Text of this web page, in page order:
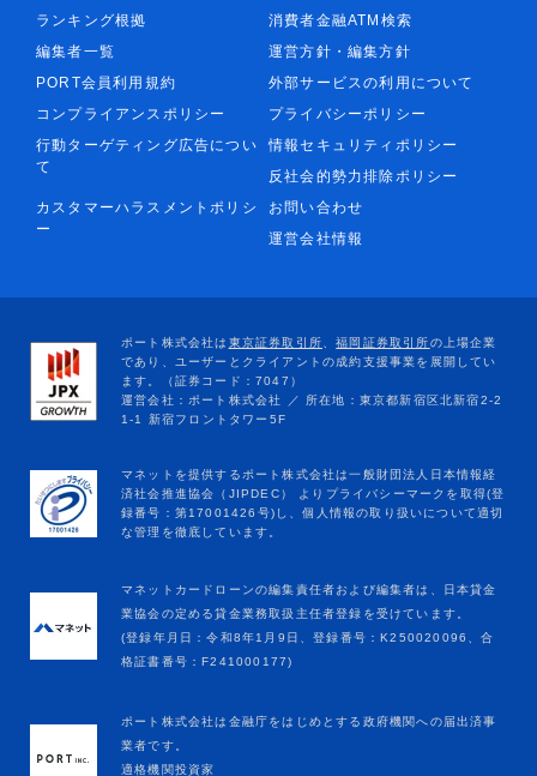
ランキング根拠
消費者金融ATM検索
編集者一覧
運営方針・編集方針
PORT会員利用規約
外部サービスの利用について
コンプライアンスポリシー
プライバシーポリシー
行動ターゲティング広告につい
て
情報セキュリティポリシー
反社会的勢力排除ポリシー
カスタマーハラスメントポリシ
ー
お問い合わせ
運営会社情報
マネットカードローンの編集責任者および編集者は、日本貸金
業協会の定める貸金業務取扱主任者登録を受けています。
(登録年月日：令和8年1月9日、登録番号：K250020096、合
格証書番号：F241000177)
ポート株式会社は金融庁をはじめとする政府機関への届出済事
業者です。
適格機関投資家